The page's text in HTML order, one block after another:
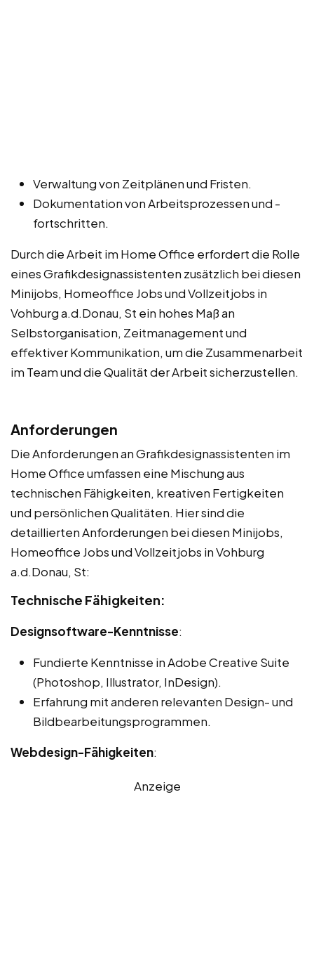
Verwaltung von Zeitplänen und Fristen.
Dokumentation von Arbeitsprozessen und -
fortschritten.
Durch die Arbeit im Home Office erfordert die Rolle
eines Grafikdesignassistenten zusätzlich bei diesen
Minijobs, Homeoffice Jobs und Vollzeitjobs in
Vohburg a.d.Donau, St ein hohes Maß an
Selbstorganisation, Zeitmanagement und
effektiver Kommunikation, um die Zusammenarbeit
im Team und die Qualität der Arbeit sicherzustellen.
Anforderungen
Die Anforderungen an Grafikdesignassistenten im
Home Office umfassen eine Mischung aus
technischen Fähigkeiten, kreativen Fertigkeiten
und persönlichen Qualitäten. Hier sind die
detaillierten Anforderungen bei diesen Minijobs,
Homeoffice Jobs und Vollzeitjobs in Vohburg
a.d.Donau, St:
Technische Fähigkeiten:
Designsoftware-Kenntnisse:
Fundierte Kenntnisse in Adobe Creative Suite
(Photoshop, Illustrator, InDesign).
Erfahrung mit anderen relevanten Design- und
Bildbearbeitungsprogrammen.
Webdesign-Fähigkeiten:
Anzeige